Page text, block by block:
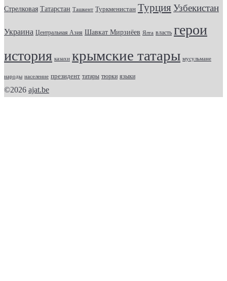
Стрелковая Татарстан Ташкент Туркменистан Турция Узбекистан
Украина Центральная Азия Шавкат Мирзиёев Ялта власть герои
история казахи крымские татары мусульмане
народы население президент татары тюрки языки
©2026 ajat.be